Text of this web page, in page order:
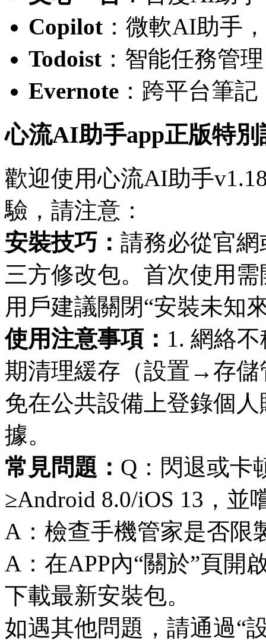
Copilot ：微軟AI助手
Todoist ：智能任務管
Evernote ：跨平台筆
心流AI助手app正版特別
歡迎使用心流AI助手
驗，請注意：
安裝技巧： 請務必從官
三方修改包。首次使用
用戶建議關閉“安裝未知
使用注意事項： 1. 網絡
期清理緩存（設置→存儲
免在公共設備上登錄個
據。
常見問題： Q：閃退或卡
≥Android 8.0/iOS 13，並
A：檢查手機管家是否限
A：在APP內“關於”頁開
下載最新安裝包。
如遇其他問題，請通過“